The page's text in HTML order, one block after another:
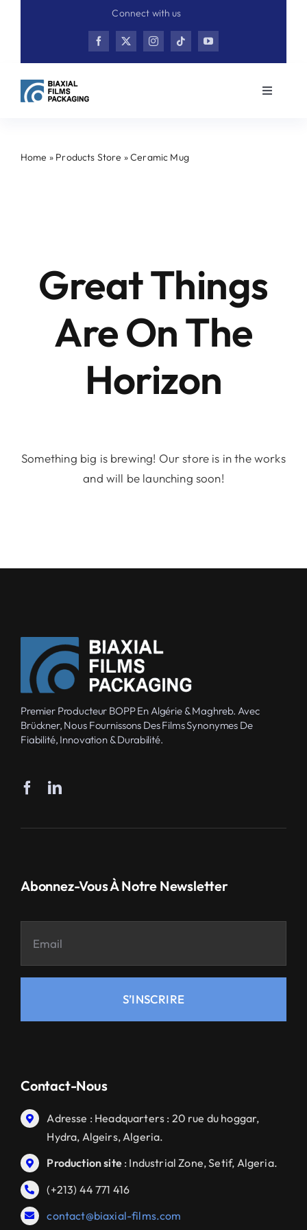
Connect with us
Toggle
Home » Products Store »Ceramic Mug
Great Things
Are On The
Horizon
Something big is brewing! Our store is in the works
and will be launching soon!
Premier Producteur BOPP En Algérie & Maghreb. Avec
Brückner, Nous Fournissons Des Films Synonymes De
Fiabilité, Innovation & Durabilité.
Abonnez-Vous À Notre Newsletter
S’INSCRIRE
Contact-Nous
Adresse : Headquarters : 20 rue du hoggar,
Hydra, Algeirs, Algeria.
Production site: Industrial Zone, Setif, Algeria.
(+213) 44 771 416
contact@biaxial-films.com